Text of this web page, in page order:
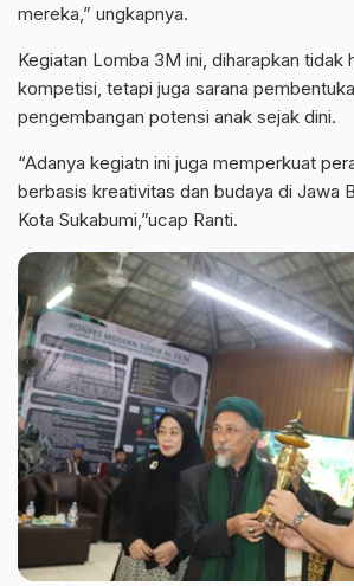
mereka,” ungkapnya.
Kegiatan Lomba 3M ini, diharapkan tidak
kompetisi, tetapi juga sarana
pengembangan potensi anak sejak dini.
“Adanya kegiatn ini juga memperkuat
berbasis kreativitas dan budaya di Jawa
Kota Sukabumi,”ucap Ranti.